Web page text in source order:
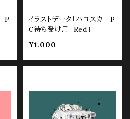
P
イラストデータ「ハコスカ P
C待ち受け用 Red」
¥1,000